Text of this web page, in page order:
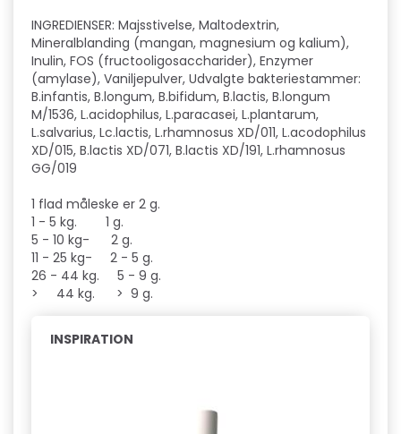
INGREDIENSER: Majsstivelse, Maltodextrin,
Mineralblanding (mangan, magnesium og kalium),
Inulin, FOS (fructooligosaccharider), Enzymer
(amylase), Vaniljepulver, Udvalgte bakteriestammer:
B.infantis, B.longum, B.bifidum, B.lactis, B.longum
M/1536, L.acidophilus, L.paracasei, L.plantarum,
L.salvarius, Lc.lactis, L.rhamnosus XD/011, L.acodophilus
XD/015, B.lactis XD/071, B.lactis XD/191, L.rhamnosus
GG/019
1 flad måleske er 2 g.
1 - 5 kg. 1 g.
5 - 10 kg- 2 g.
11 - 25 kg- 2 - 5 g.
26 - 44 kg. 5 - 9 g.
> 44 kg. > 9 g.
INSPIRATION